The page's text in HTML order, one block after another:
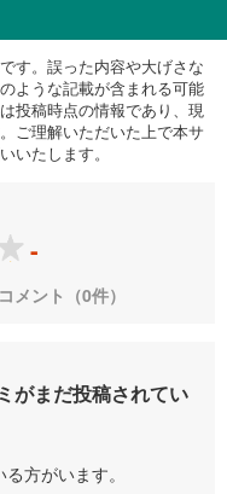
す。誤った内容や大げさな
ような記載が含まれる可能
投稿時点の情報であり、現
ご理解いただいた上で本サ
いたします。
-
コメント（0件）
がまだ投稿されてい
方がいます。